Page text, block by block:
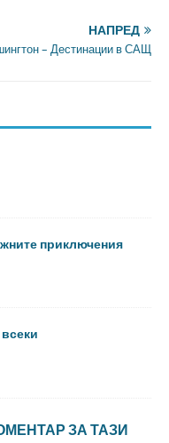
НАПРЕД
– Дестинации в САЩ
приключения
ЗА ТАЗИ